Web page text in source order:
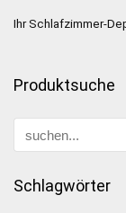
Ihr Schlafzimmer-
Produktsuche
Schlagwörter